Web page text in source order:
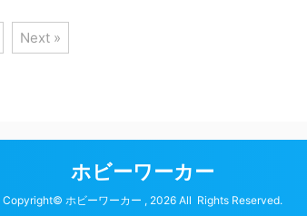
Next »
ホビーワーカー
Copyright© ホビーワーカー , 2026 All Rights Reserved.